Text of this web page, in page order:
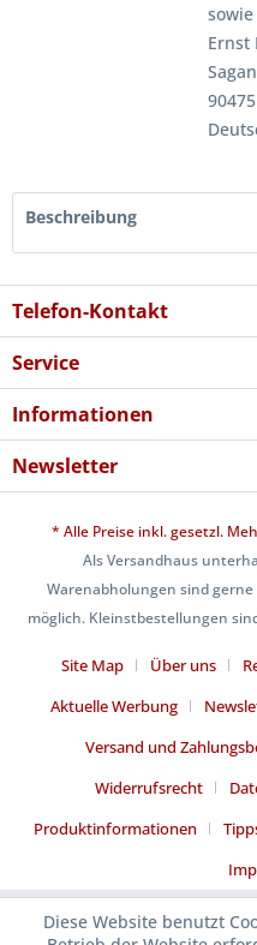
Ernst
Beschreibung
Telefon-Kontakt
Service
Informationen
Newsletter
* Alle Preise inkl. gesetzl.
Als Versandhaus
Warenabholungen sind
möglich. Kleinstbestellungen
Site Map Über uns
Aktuelle Werbung
Versand und
Widerrufsrecht
Produktinformationen
Diese Website benutzt